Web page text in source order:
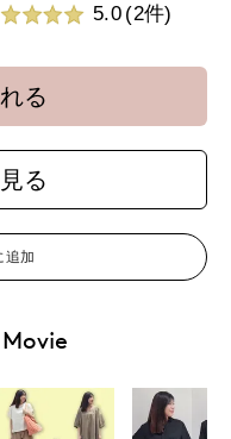
5.0 (2件)
る
る
追加